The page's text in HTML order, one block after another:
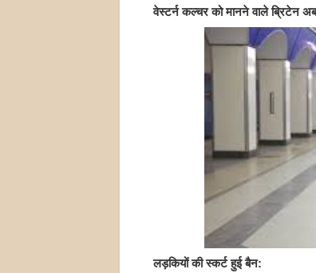
वेस्टर्न कल्चर को मानने वाले ब्रिटेन
लड़कियों की स्कर्ट हुई बैन: